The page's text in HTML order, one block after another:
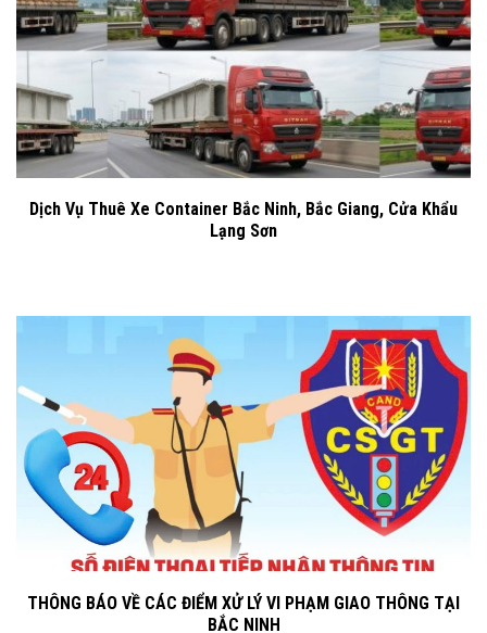
Dịch Vụ Thuê Xe Container Bắc Ninh, Bắc Giang, Cửa Khẩu
Lạng Sơn
THÔNG BÁO VỀ CÁC ĐIỂM XỬ LÝ VI PHẠM GIAO THÔNG TẠI
BẮC NINH